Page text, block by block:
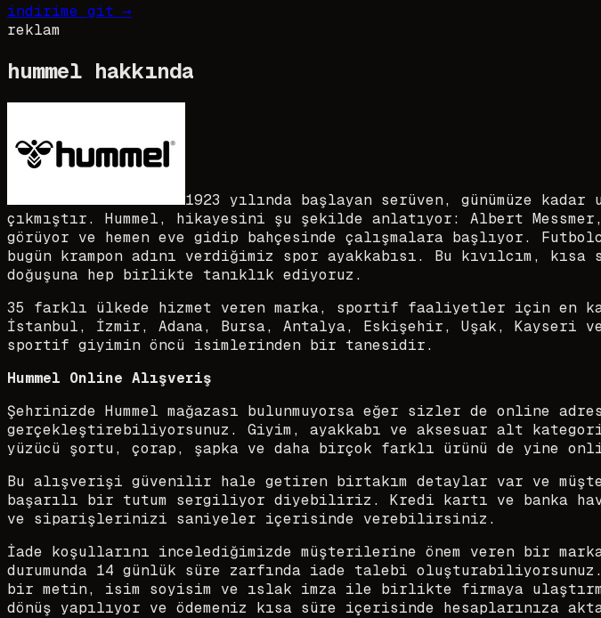
indirime git →
reklam
hummel hakkında
1923 yılında başlayan serüven, günümüze
çıkmıştır. Hummel, hikayesini şu şekilde anlatıyor: Albert
görüyor ve hemen eve gidip bahçesinde çalışmalara başlıyor.
bugün krampon adını verdiğimiz spor ayakkabısı. Bu kıvılcım,
doğuşuna hep birlikte tanıklık ediyoruz.
35 farklı ülkede hizmet veren marka, sportif faaliyetler için en
İstanbul, İzmir, Adana, Bursa, Antalya, Eskişehir, Uşak, Kayseri
sportif giyimin öncü isimlerinden bir tanesidir.
Hummel Online Alışveriş
Şehrinizde Hummel mağazası bulunmuyorsa eğer sizler de
gerçekleştirebiliyorsunuz. Giyim, ayakkabı ve aksesuar alt
yüzücü şortu, çorap, şapka ve daha birçok farklı ürünü de yine
Bu alışverişi güvenilir hale getiren birtakım detaylar var ve
başarılı bir tutum sergiliyor diyebiliriz. Kredi kartı ve banka
ve siparişlerinizi saniyeler içerisinde verebilirsiniz.
İade koşullarını incelediğimizde müşterilerine önem veren bir
durumunda 14 günlük süre zarfında iade talebi
bir metin, isim soyisim ve ıslak imza ile birlikte firmaya
dönüş yapılıyor ve ödemeniz kısa süre içerisinde hesaplarınıza